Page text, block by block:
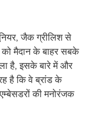
जैक ग्रीलिश से
मैदान के बाहर सबके
है, इसके बारे में और
है कि वे ब्रांड के
की मनोरंजक